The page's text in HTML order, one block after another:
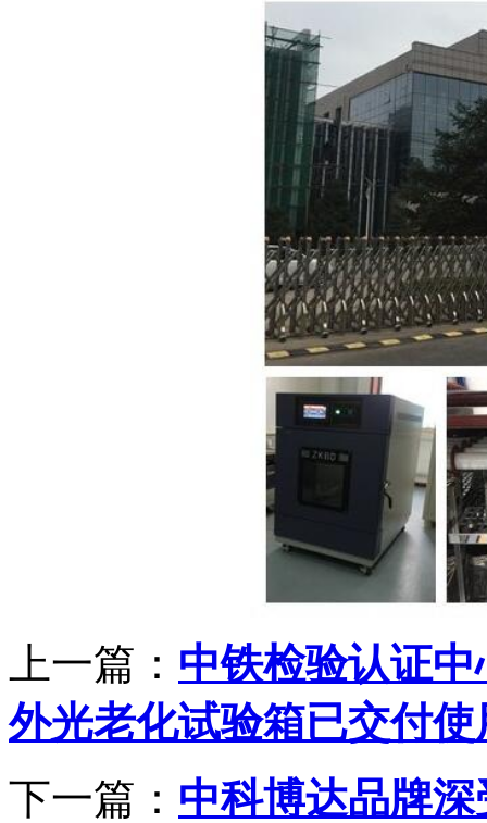
上一篇： 中铁检验认证
外光老化试验箱已交付使
下一篇： 中科博达品牌